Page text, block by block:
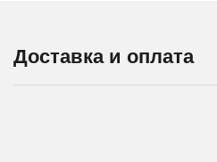
Доставка и оплата